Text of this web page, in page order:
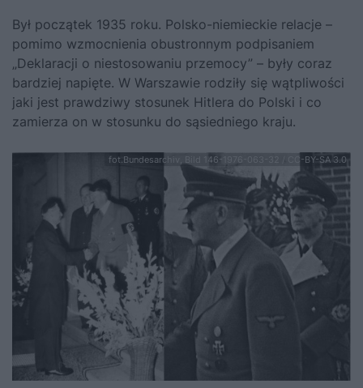
Był początek 1935 roku. Polsko-niemieckie relacje –
pomimo wzmocnienia obustronnym podpisaniem
„Deklaracji o niestosowaniu przemocy” – były coraz
bardziej napięte. W Warszawie rodziły się wątpliwości
jaki jest prawdziwy stosunek Hitlera do Polski i co
zamierza on w stosunku do sąsiedniego kraju.
fot.Bundesarchiv, Bild 146-1976-063-32 / CC-BY-SA 3.0